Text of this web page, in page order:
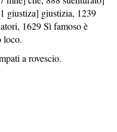
giustiza] giustizia, 1239
1629 Sì famoso è
loco.
a rovescio.